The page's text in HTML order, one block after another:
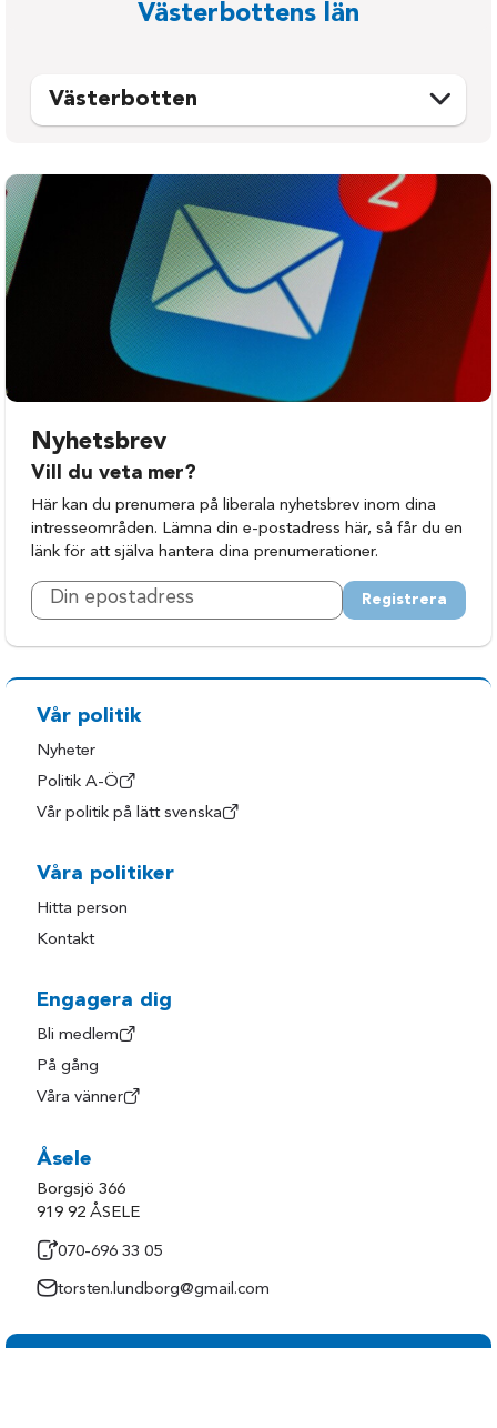
Västerbottens län
Västerbotten
Dorotea
Nordmaling
Robertsfors
Storuman
Umeå
Vilhelmina
Vindeln
Vännäs
Nyhetsbrev
Vill du veta mer?
Här kan du prenumera på liberala nyhetsbrev inom dina
intresseområden. Lämna din e-postadress här, så får du en
länk för att själva hantera dina prenumerationer.
Registrera
Vår politik
Nyheter
Politik A-Ö
Vår politik på lätt svenska
Våra politiker
Hitta person
Kontakt
Engagera dig
Bli medlem
På gång
Våra vänner
Åsele
Borgsjö 366
919 92 ÅSELE
070-696 33 05
torsten.lundborg@gmail.com